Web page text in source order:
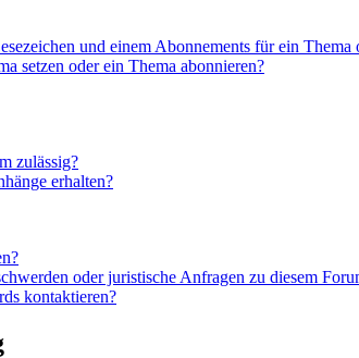
und einem Abonnements für ein Thema
setzen oder ein Thema abonnieren?
zulässig?
erhalten?
oder juristische Anfragen zu diesem
kontaktieren?